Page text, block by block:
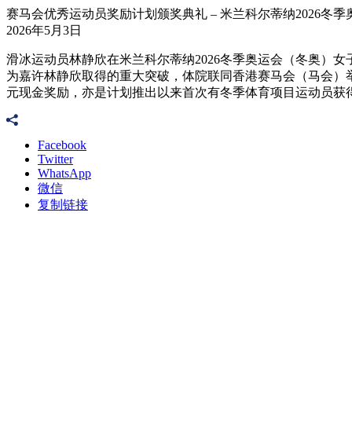
赛马会优秀运动员奖励计划颁奖典礼 – 米兰科尔蒂纳2026冬季
2026年5月3日
滑冰运动员林静欣在米兰科尔蒂纳2026冬季奥运会（冬奥）
为嘉许林静欣取得的重大突破，体院联同香港赛马会（马会
元现金奖励，亦是计划推出以来首次有冬季体育项目运动员获
Facebook
Twitter
WhatsApp
微信
复制链接